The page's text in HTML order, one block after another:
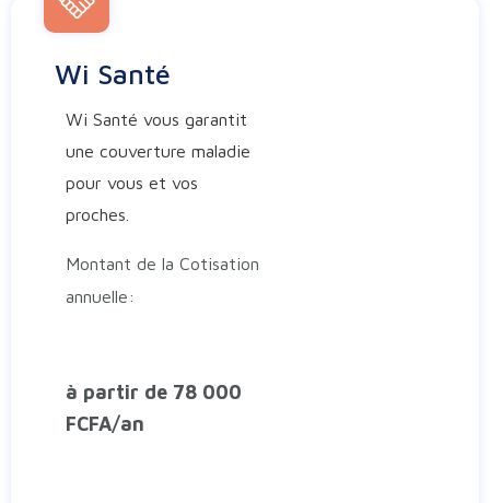
Wi Santé
Wi Santé vous garantit
une couverture maladie
pour vous et vos
proches.
Montant de la Cotisation
annuelle:
à partir de 78 000
FCFA/an